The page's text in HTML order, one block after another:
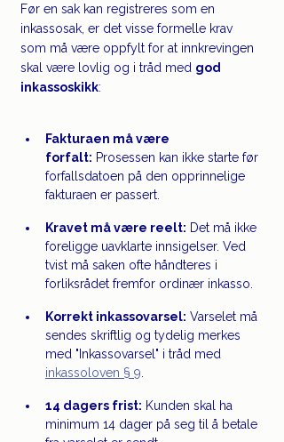
Før en sak kan registreres som en
inkassosak, er det visse formelle krav
som må være oppfylt for at innkrevingen
skal være lovlig og i tråd med god
inkassoskikk:
Fakturaen må være
forfalt: Prosessen kan ikke starte før
forfallsdatoen på den opprinnelige
fakturaen er passert.
Kravet må være reelt: Det må ikke
foreligge uavklarte innsigelser. Ved
tvist må saken ofte håndteres i
forliksrådet fremfor ordinær inkasso.
Korrekt inkassovarsel: Varselet må
sendes skriftlig og tydelig merkes
med "Inkassovarsel" i tråd med
inkassoloven § 9.
14 dagers frist: Kunden skal ha
minimum 14 dager på seg til å betale